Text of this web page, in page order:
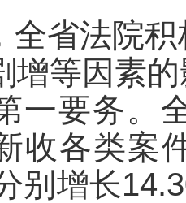
全省法院
增等因素
一要务。
收各类案
别增长